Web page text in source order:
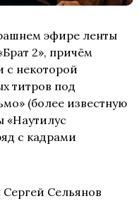
эфире ленты
2», причём
с некоторой
титров под
(более известную
«Наутилус
с кадрами
Сельянов